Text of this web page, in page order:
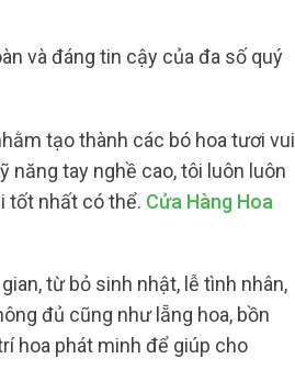
và đáng tin cậy của đa số quý
tạo thành các bó hoa tươi vui
năng tay nghề cao, tôi luôn luôn
tốt nhất có thể. Cửa Hàng Hoa
từ bỏ sinh nhật, lễ tình nhân,
đủ cũng như lẵng hoa, bồn
hoa phát minh để giúp cho